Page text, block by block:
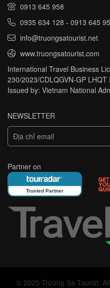
0913 645 958
0935 634 128 - 0913 645
info@truongsatourist.net
www.truongsatourist.com
International Travel Business
230/2023/CDLQGVN-GP
Issued by: Vietnam National
NEWSLETTER
Partner on
Trusted Partner
© 2025 Trường Sa Tourist.